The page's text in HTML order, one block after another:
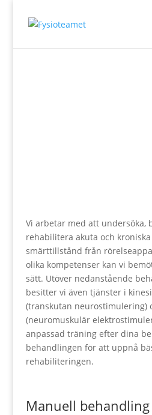
Vi arbetar med att undersöka,
rehabilitera akuta och
smärttillstånd från
olika kompetenser kan vi
sätt. Utöver nedanstående
besitter vi även tjänster i
(transkutan neurostimulering)
(neuromuskulär
anpassad träning efter dina
behandlingen för att uppnå
rehabiliteringen.
Manuell behandling